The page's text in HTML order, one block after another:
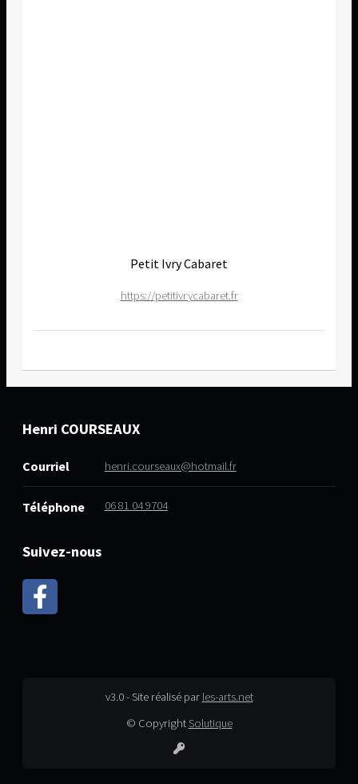
Petit Ivry Cabaret
https://petitivrycabaret.fr
Henri COURSEAUX
Courriel henri.courseaux@hotmail.fr
Téléphone 06 81 04 9704
Suivez-nous
v3.0 - Site réalisé par les-arts.net
© Copyright Solutique